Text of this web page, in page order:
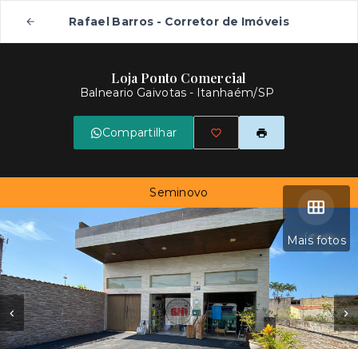
Rafael Barros - Corretor de Imóveis
Loja Ponto Comercial
Balneario Gaivotas - Itanhaém/SP
Compartilhar
Mais fotos
Seminovo